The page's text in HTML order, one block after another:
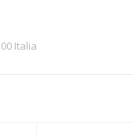
Italia